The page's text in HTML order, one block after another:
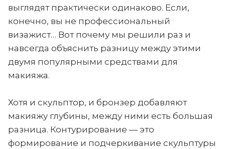
выглядят практически одинаково. Если,
конечно, вы не профессиональный
визажист… Вот почему мы решили раз и
навсегда объяснить разницу между этими
двумя популярными средствами для
макияжа.
Хотя и скульптор, и бронзер добавляют
макияжу глубины, между ними есть большая
разница. Контурирование — это
формирование и подчеркивание скульптуры